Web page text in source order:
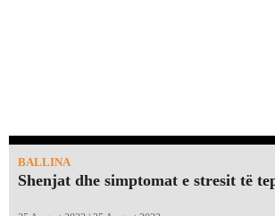
BALLINA
Shenjat dhe simptomat e stresit të